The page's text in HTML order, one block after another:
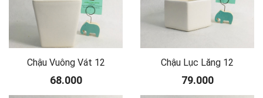
Chậu Vuông Vát 12
68.000
Chậu Lục Lăng 12
79.000